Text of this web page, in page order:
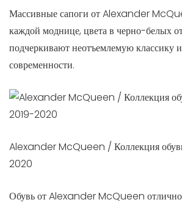
Массивные сапоги от Alexander
каждой моднице, цвета в черно-белых
подчеркивают неотъемлемую классику
современности.
Alexander McQueen / Коллекция
2020
Обувь от Alexander McQueen отлично